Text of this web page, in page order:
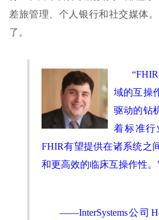
差旅管理、个人银行和社交媒体
了。
域的互操
驱动的钻
着标准行
FHIR有望提供在诸系统之
和更高效的临床互操作性。
——InterSystems公司